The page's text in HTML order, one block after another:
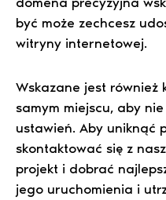
być może zechcesz
witryny internetowej.
Wskazane jest również
samym miejscu, aby
ustawień. Aby uniknąć
skontaktować się z
projekt i dobrać
jego uruchomienia i